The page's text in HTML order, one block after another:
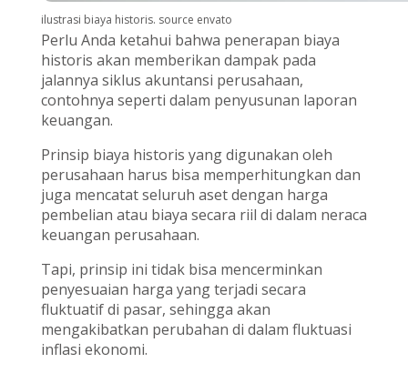
ilustrasi biaya historis. source envato
Perlu Anda ketahui bahwa penerapan biaya
historis akan memberikan dampak pada
jalannya siklus akuntansi perusahaan,
contohnya seperti dalam penyusunan laporan
keuangan.
Prinsip biaya historis yang digunakan oleh
perusahaan harus bisa memperhitungkan dan
juga mencatat seluruh aset dengan harga
pembelian atau biaya secara riil di dalam neraca
keuangan perusahaan.
Tapi, prinsip ini tidak bisa mencerminkan
penyesuaian harga yang terjadi secara
fluktuatif di pasar, sehingga akan
mengakibatkan perubahan di dalam fluktuasi
inflasi ekonomi.